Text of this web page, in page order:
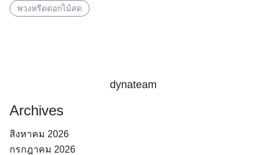
พวงหรีดดอกไม้สด
dynateam
Archives
สิงหาคม 2026
กรกฎาคม 2026